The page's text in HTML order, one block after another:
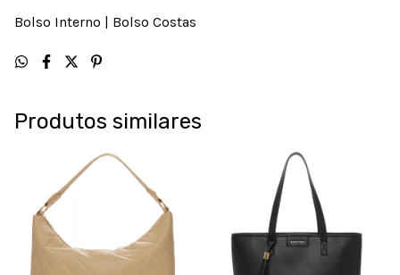
Bolso Interno | Bolso Costas
Produtos similares